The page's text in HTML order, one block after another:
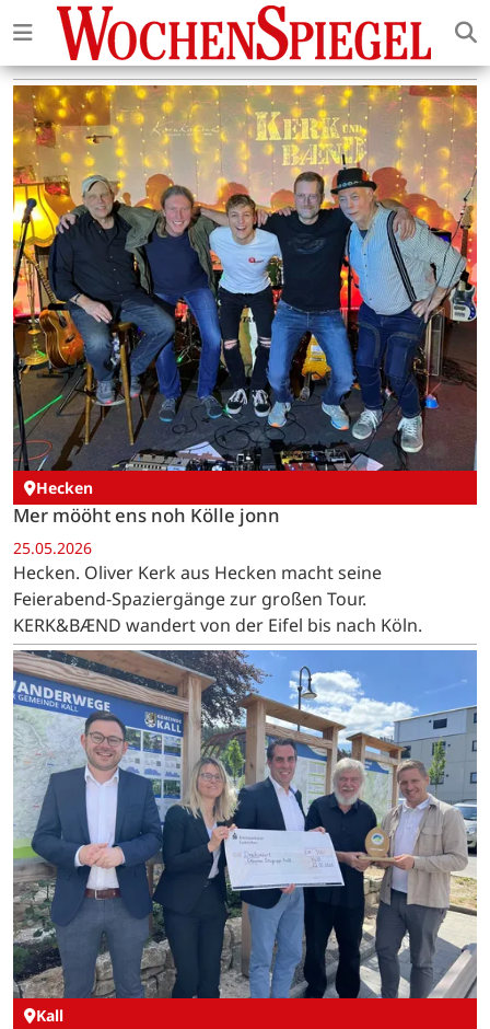
Hecken
Mer mööht ens noh Kölle jonn
25.05.2026
Hecken. Oliver Kerk aus Hecken macht seine
Feierabend-Spaziergänge zur großen Tour.
KERK&BÆND wandert von der Eifel bis nach Köln.
Kall